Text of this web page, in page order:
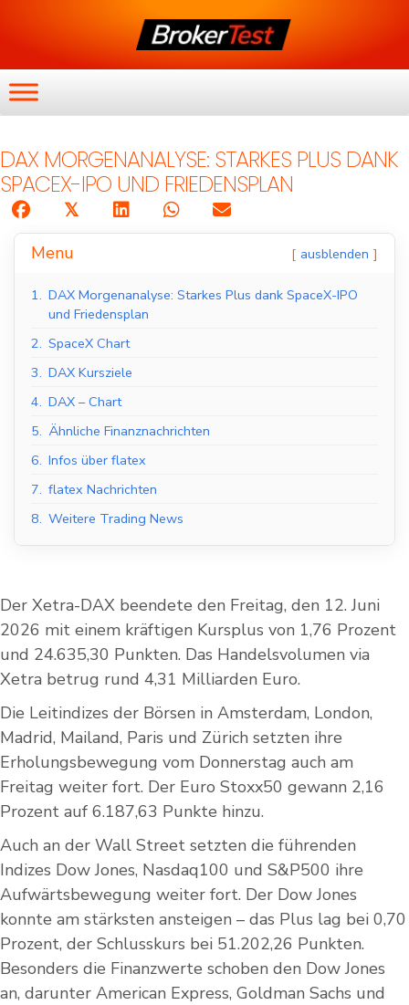
DAX MORGENANALYSE: STARKES PLUS DANK
SPACEX-IPO UND FRIEDENSPLAN
𝕏
Menu ausblenden
1. DAX Morgenanalyse: Starkes Plus dank SpaceX-IPO
und Friedensplan
2. SpaceX Chart
3. DAX Kursziele
4. DAX – Chart
5. Ähnliche Finanznachrichten
6. Infos über flatex
7. flatex Nachrichten
8. Weitere Trading News
Der Xetra-DAX beendete den Freitag, den 12. Juni
2026 mit einem kräftigen Kursplus von 1,76 Prozent
und 24.635,30 Punkten. Das Handelsvolumen via
Xetra betrug rund 4,31 Milliarden Euro.
Die Leitindizes der Börsen in Amsterdam, London,
Madrid, Mailand, Paris und Zürich setzten ihre
Erholungsbewegung vom Donnerstag auch am
Freitag weiter fort. Der Euro Stoxx50 gewann 2,16
Prozent auf 6.187,63 Punkte hinzu.
Auch an der Wall Street setzten die führenden
Indizes Dow Jones, Nasdaq100 und S&P500 ihre
Aufwärtsbewegung weiter fort. Der Dow Jones
konnte am stärksten ansteigen – das Plus lag bei 0,70
Prozent, der Schlusskurs bei 51.202,26 Punkten.
Besonders die Finanzwerte schoben den Dow Jones
an, darunter American Express, Goldman Sachs und